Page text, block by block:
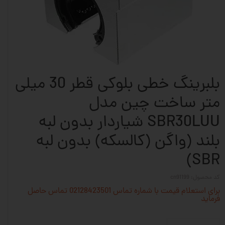
بلبرینگ خطی بلوکی قطر 30 میلی
متر ساخت چین مدل
SBR30LUU شیاردار بدون لبه
بلند (واگن (کالسکه) بدون لبه
SBR)
برای استعلام قیمت با شماره تماس 02128423501 تماس حاصل
فرماید